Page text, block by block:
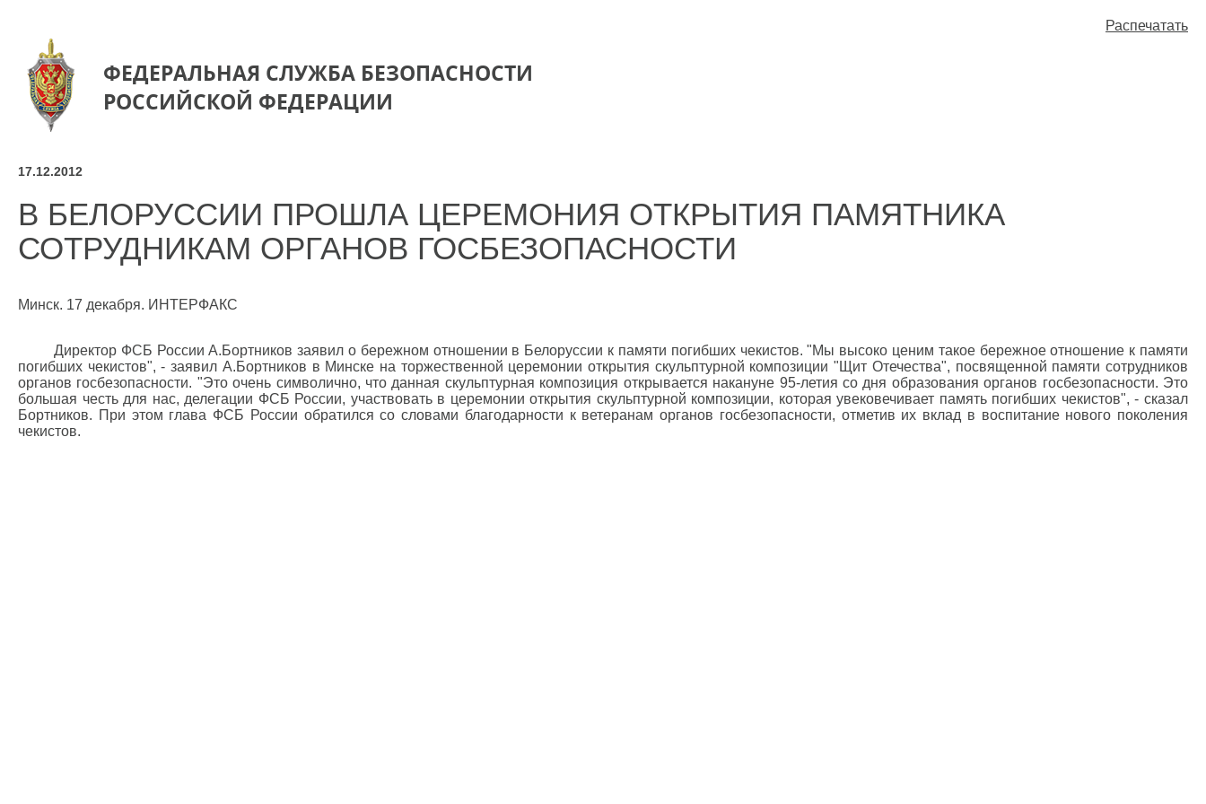
ФЕДЕРАЛЬНАЯ СЛУЖБА БЕЗОПАСНОСТИ
РОССИЙСКОЙ ФЕДЕРАЦИИ
Распечатать
17.12.2012
В БЕЛОРУССИИ ПРОШЛА ЦЕРЕМОНИЯ ОТКРЫТИЯ ПАМЯТНИКА
СОТРУДНИКАМ ОРГАНОВ ГОСБЕЗОПАСНОСТИ
Минск. 17 декабря. ИНТЕРФАКС
Директор ФСБ России А.Бортников заявил о бережном отношении в Белоруссии к памяти погибших чекистов. "Мы высоко ценим такое бережное отношение к памяти
погибших чекистов", - заявил А.Бортников в Минске на торжественной церемонии открытия скульптурной композиции "Щит Отечества", посвященной памяти сотрудников
органов госбезопасности. "Это очень символично, что данная скульптурная композиция открывается накануне 95-летия со дня образования органов госбезопасности. Это
большая честь для нас, делегации ФСБ России, участвовать в церемонии открытия скульптурной композиции, которая увековечивает память погибших чекистов", - сказал
Бортников. При этом глава ФСБ России обратился со словами благодарности к ветеранам органов госбезопасности, отметив их вклад в воспитание нового поколения
чекистов.